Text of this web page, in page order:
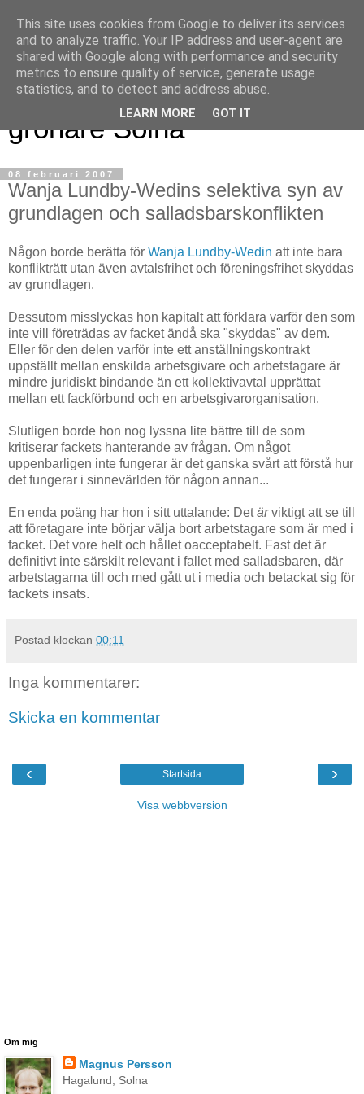
Magnus blogg - för ett
grönare Solna
08 februari 2007
Wanja Lundby-Wedins selektiva syn av
grundlagen och salladsbarskonflikten
Någon borde berätta för Wanja Lundby-Wedin att inte bara
konflikträtt utan även avtalsfrihet och föreningsfrihet skyddas
av grundlagen.
Dessutom misslyckas hon kapitalt att förklara varför den som
inte vill företrädas av facket ändå ska "skyddas" av dem.
Eller för den delen varför inte ett anställningskontrakt
uppställt mellan enskilda arbetsgivare och arbetstagare är
mindre juridiskt bindande än ett kollektivavtal upprättat
mellan ett fackförbund och en arbetsgivarorganisation.
Slutligen borde hon nog lyssna lite bättre till de som
kritiserar fackets hanterande av frågan. Om något
uppenbarligen inte fungerar är det ganska svårt att förstå hur
det fungerar i sinnevärlden för någon annan...
En enda poäng har hon i sitt uttalande: Detärviktigt att se till
att företagare inte börjar välja bort arbetstagare som är med i
facket. Det vore helt och hållet oacceptabelt. Fast det är
definitivt inte särskilt relevant i fallet med salladsbaren, där
arbetstagarna till och med gått ut i media och betackat sig för
fackets insats.
Postad klockan 00:11
Inga kommentarer:
Skicka en kommentar
‹ ›
Startsida
Visa webbversion
Om mig
Magnus Persson
Hagalund, Solna
This site uses cookies from Google to deliver its services
and to analyze traffic. Your IP address and user-agent are
shared with Google along with performance and security
metrics to ensure quality of service, generate usage
statistics, and to detect and address abuse.
LEARN MORE GOT IT